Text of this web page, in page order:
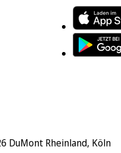
DuMont Rheinland, Köln